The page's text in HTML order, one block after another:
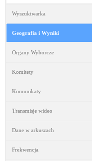
Wyszukiwarka
Geografia i Wyniki
Organy Wyborcze
Komitety
Komunikaty
Transmisje wideo
Dane w arkuszach
Frekwencja